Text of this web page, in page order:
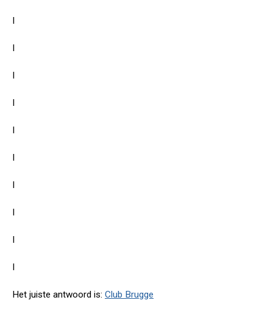
I
I
I
I
I
I
I
I
I
I
Het juiste antwoord is: Club Brugge